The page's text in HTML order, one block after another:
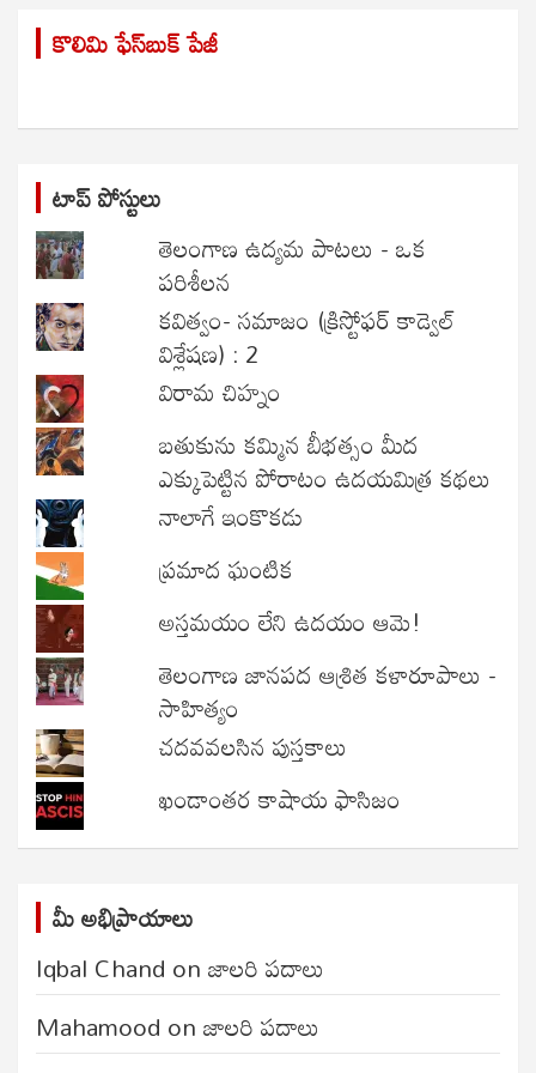
r
c కొలిమి ఫేస్‌బుక్ పేజీ
టాప్ పోస్టులు
తెలంగాణ ఉద్యమ పాటలు - ఒక
పరిశీలన
కవిత్వం- సమాజం (క్రిస్టోఫర్ కాడ్వెల్
విశ్లేషణ) : 2
విరామ చిహ్నం
బతుకును కమ్మిన బీభత్సం మీద
ఎక్కుపెట్టిన పోరాటం ఉదయమిత్ర కథలు
నాలాగే ఇంకొకడు
ప్రమాద ఘంటిక
అస్తమయం లేని ఉదయం ఆమె!
తెలంగాణ జానపద ఆశ్రిత కళారూపాలు -
సాహిత్యం
చదవవలసిన పుస్తకాలు
ఖండాంతర కాషాయ ఫాసిజం
మీ అభిప్రాయాలు
Iqbal Chand onజాలరి పదాలు
Mahamood onజాలరి పదాలు